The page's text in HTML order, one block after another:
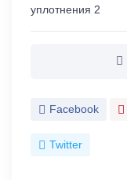
уплотнения 2
Facebook
Twitter